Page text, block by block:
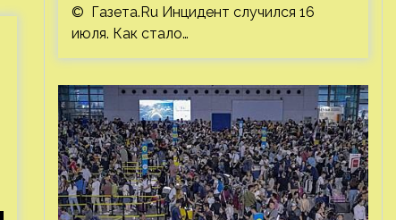
© Газета.Ru Инцидент случился 16
июля. Как стало…